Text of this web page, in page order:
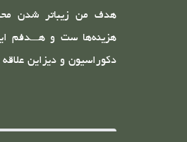
هدف من زیبا‌تر شدن
هزینه‌‌ها ست و هـــدفم
دکوراسیون و دیزاین
آن علاقمند می‌شویم‌،